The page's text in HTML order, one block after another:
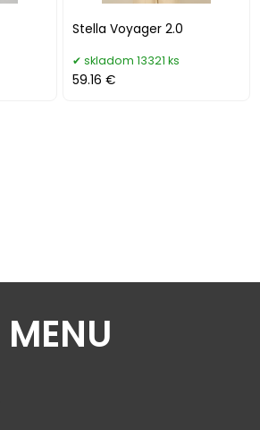
Stella Voyager 2.0
skladom 13321 ks
59.16 €
MENU